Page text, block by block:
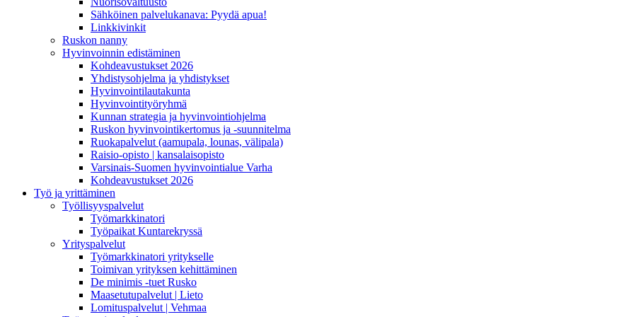
Sähköinen palvelukanava: Pyydä apua!
Linkkivinkit
Ruskon nanny
Hyvinvoinnin edistäminen
Kohdeavustukset 2026
Yhdistysohjelma ja yhdistykset
Hyvinvointilautakunta
Hyvinvointityöryhmä
Kunnan strategia ja hyvinvointiohjelma
Ruskon hyvinvointikertomus ja -suunnitelma
Ruokapalvelut (aamupala, lounas, välipala)
Raisio-opisto | kansalaisopisto
Varsinais-Suomen hyvinvointialue Varha
Kohdeavustukset 2026
Työ ja yrittäminen
Työllisyyspalvelut
Työmarkkinatori
Työpaikat Kuntarekryssä
Yrityspalvelut
Työmarkkinatori yritykselle
Toimivan yrityksen kehittäminen
De minimis -tuet Rusko
Maasetutupalvelut | Lieto
Lomituspalvelut | Vehmaa